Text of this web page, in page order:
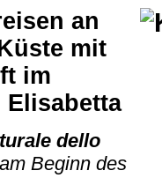
an
mit
im
dello
Beginn des